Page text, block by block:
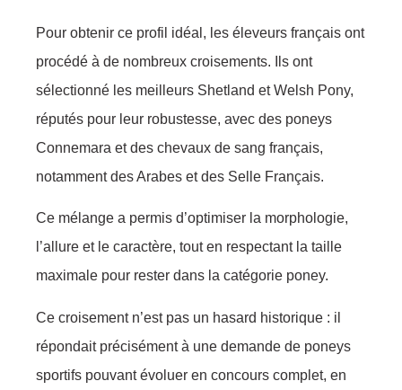
Pour obtenir ce profil idéal, les éleveurs français ont
procédé à de nombreux croisements. Ils ont
sélectionné les meilleurs Shetland et Welsh Pony,
réputés pour leur robustesse, avec des poneys
Connemara et des chevaux de sang français,
notamment des Arabes et des Selle Français.
Ce mélange a permis d’optimiser la morphologie,
l’allure et le caractère, tout en respectant la taille
maximale pour rester dans la catégorie poney.
Ce croisement n’est pas un hasard historique : il
répondait précisément à une demande de poneys
sportifs pouvant évoluer en concours complet, en